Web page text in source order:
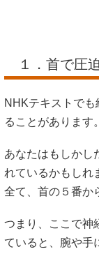
１．首で圧
NHKテキストで
ることがあります。
あなたはもしかし
れているかもしれ
全て、首の５番か
つまり、ここで神
ていると、腕や手